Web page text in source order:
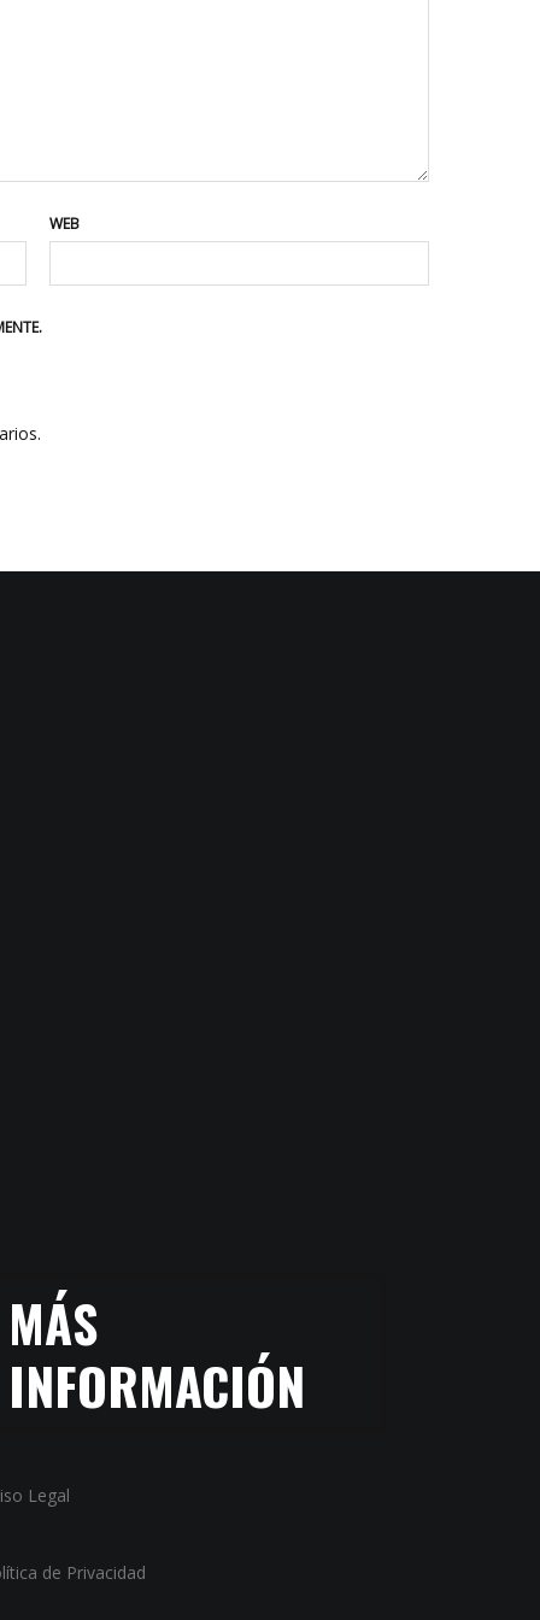
WEB
MÁS
INFORMACIÓN
Legal
de Privacidad